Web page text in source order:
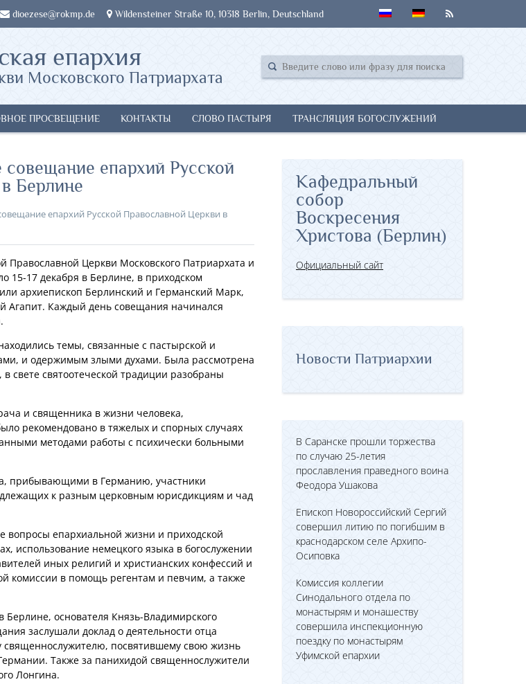
dioezese@rokmp.de Wildensteiner Straße 10, 10318 Berlin, Deutschland
епархия
Московского Патриархата
ПРОСВЕЩЕНИЕ КОНТАКТЫ СЛОВО ПАСТЫРЯ ТРАНСЛЯЦИЯ БОГОСЛУЖЕНИЙ
епархий Русской
Берлине
епархий Русской Православной Церкви в
Православной Церкви Московского Патриархата и
15-17 декабря в Берлине, в приходском
архиепископ Берлинский и Германский Марк,
Агапит. Каждый день совещания начинался
темы, связанные с пастырской и
и одержимым злыми духами. Была рассмотрена
святоотеческой традиции разобраны
и священника в жизни человека,
рекомендовано в тяжелых и спорных случаях
методами работы с психически больными
прибывающими в Германию, участники
к разным церковным юрисдикциям и чад
вопросы епархиальной жизни и приходской
использование немецкого языка в богослужении
иных религий и христианских конфессий и
комиссии в помощь регентам и певчим, а также
Берлине, основателя Князь-Владимирского
заслушали доклад о деятельности отца
священнослужителю, посвятившему свою жизнь
Также за панихидой священнослужители
Лонгина.
Кафедральный
собор
Воскресения
Христова (Берлин)
Официальный сайт
Новости Патриархии
В Саранске прошли торжества
по случаю 25-летия
прославления праведного воина
Феодора Ушакова
Епископ Новороссийский Сергий
совершил литию по погибшим в
краснодарском селе Архипо-
Осиповка
Комиссия коллегии
Синодального отдела по
монастырям и монашеству
совершила инспекционную
поездку по монастырям
Уфимской епархии